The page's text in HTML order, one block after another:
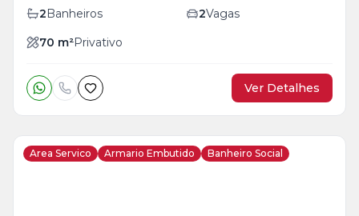
2Banheiros 2Vagas
70 m²Privativo
Ver Detalhes
Area Servico Armario Embutido Banheiro Social